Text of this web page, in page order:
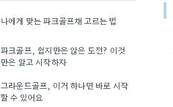
나에게 맞는 파크골프채 고르는 법
파크골프, 쉽지만은 않은 도전? 이것
만은 알고 시작하자
그라운드골프, 이거 하나면 바로 시작
할 수 있어요